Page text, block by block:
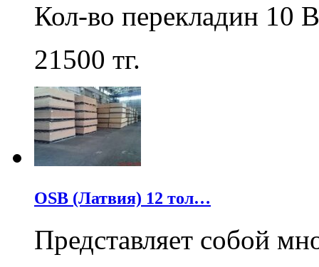
Кол-во перекладин 10
21500 тг.
OSB (Латвия) 12 тол…
Представляет собой